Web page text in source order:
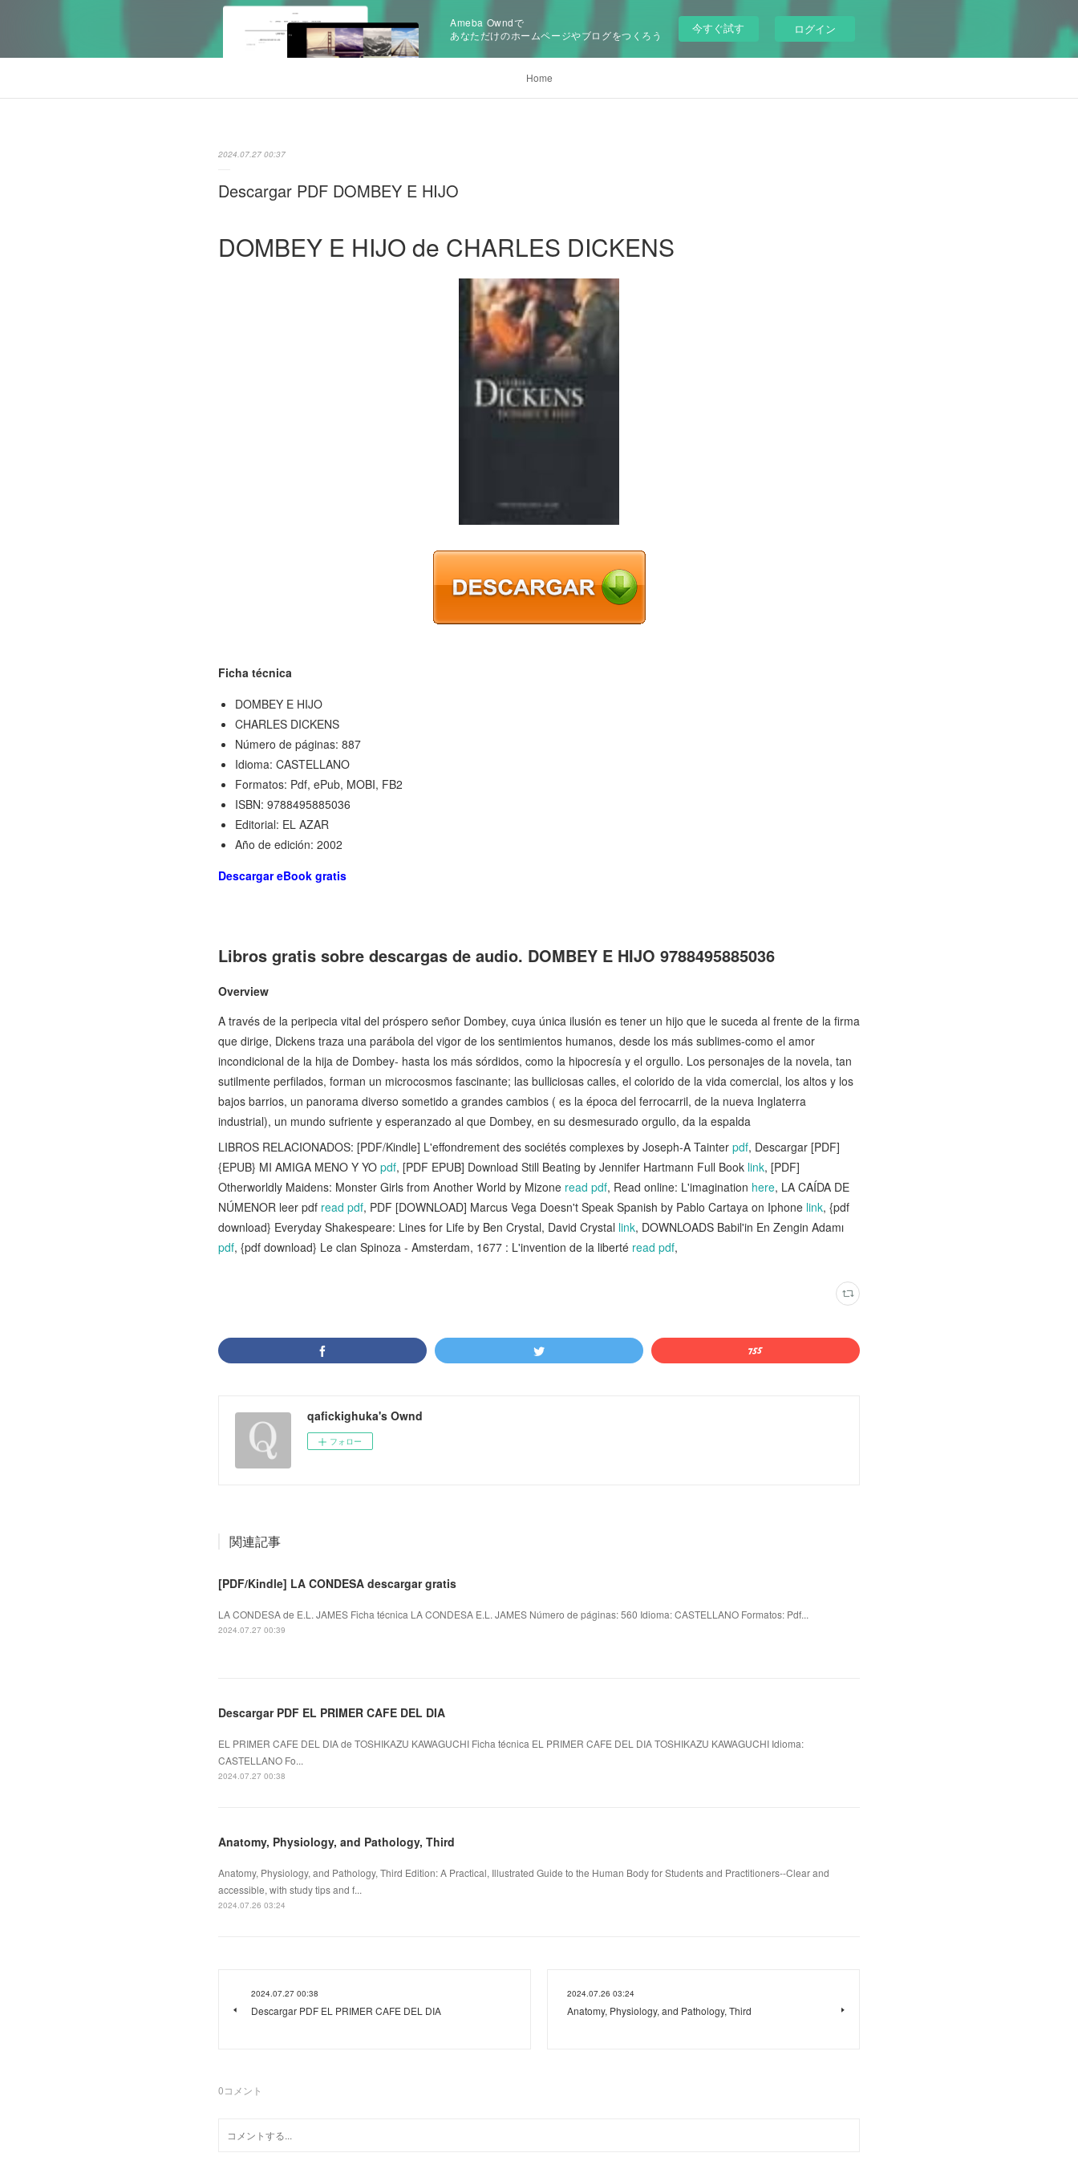
Ameba Owndで
あなただけのホームページやブログをつくろう
今すぐ試す ログイン
Home
2024.07.27 00:37
Descargar PDF DOMBEY E HIJO
DOMBEY E HIJO de CHARLES DICKENS
Ficha técnica
DOMBEY E HIJO
CHARLES DICKENS
Número de páginas: 887
Idioma: CASTELLANO
Formatos: Pdf, ePub, MOBI, FB2
ISBN: 9788495885036
Editorial: EL AZAR
Año de edición: 2002
Descargar eBook gratis
Libros gratis sobre descargas de audio. DOMBEY E HIJO 9788495885036
Overview
A través de la peripecia vital del próspero señor Dombey, cuya única ilusión es tener un hijo que le suceda al frente de la firma
que dirige, Dickens traza una parábola del vigor de los sentimientos humanos, desde los más sublimes-como el amor
incondicional de la hija de Dombey- hasta los más sórdidos, como la hipocresía y el orgullo. Los personajes de la novela, tan
sutilmente perfilados, forman un microcosmos fascinante; las bulliciosas calles, el colorido de la vida comercial, los altos y los
bajos barrios, un panorama diverso sometido a grandes cambios ( es la época del ferrocarril, de la nueva Inglaterra
industrial), un mundo sufriente y esperanzado al que Dombey, en su desmesurado orgullo, da la espalda
LIBROS RELACIONADOS: [PDF/Kindle] L'effondrement des sociétés complexes by Joseph-A Tainter pdf, Descargar [PDF]
{EPUB} MI AMIGA MENO Y YO pdf, [PDF EPUB] Download Still Beating by Jennifer Hartmann Full Book link, [PDF]
Otherworldly Maidens: Monster Girls from Another World by Mizone read pdf, Read online: L'imagination here, LA CAÍDA DE
NÚMENOR leer pdf read pdf, PDF [DOWNLOAD] Marcus Vega Doesn't Speak Spanish by Pablo Cartaya on Iphone link, {pdf
download} Everyday Shakespeare: Lines for Life by Ben Crystal, David Crystal link, DOWNLOADS Babil'in En Zengin Adamı
pdf, {pdf download} Le clan Spinoza - Amsterdam, 1677 : L'invention de la liberté read pdf,
qafickighuka's Ownd
フォロー
関連記事
[PDF/Kindle] LA CONDESA descargar gratis
LA CONDESA de E.L. JAMES Ficha técnica LA CONDESA E.L. JAMES Número de páginas: 560 Idioma: CASTELLANO Formatos: Pdf...
2024.07.27 00:39
Descargar PDF EL PRIMER CAFE DEL DIA
EL PRIMER CAFE DEL DIA de TOSHIKAZU KAWAGUCHI Ficha técnica EL PRIMER CAFE DEL DIA TOSHIKAZU KAWAGUCHI Idioma:
CASTELLANO Fo...
2024.07.27 00:38
Anatomy, Physiology, and Pathology, Third
Anatomy, Physiology, and Pathology, Third Edition: A Practical, Illustrated Guide to the Human Body for Students and Practitioners--Clear and
accessible, with study tips and f...
2024.07.26 03:24
2024.07.27 00:38
Descargar PDF EL PRIMER CAFE DEL DIA
2024.07.26 03:24
Anatomy, Physiology, and Pathology, Third
0コメント